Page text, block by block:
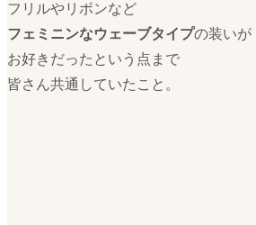
フリルやリボンなど
フェミニンなウェーブタイプの装いが
お好きだったという点まで
皆さん共通していたこと。